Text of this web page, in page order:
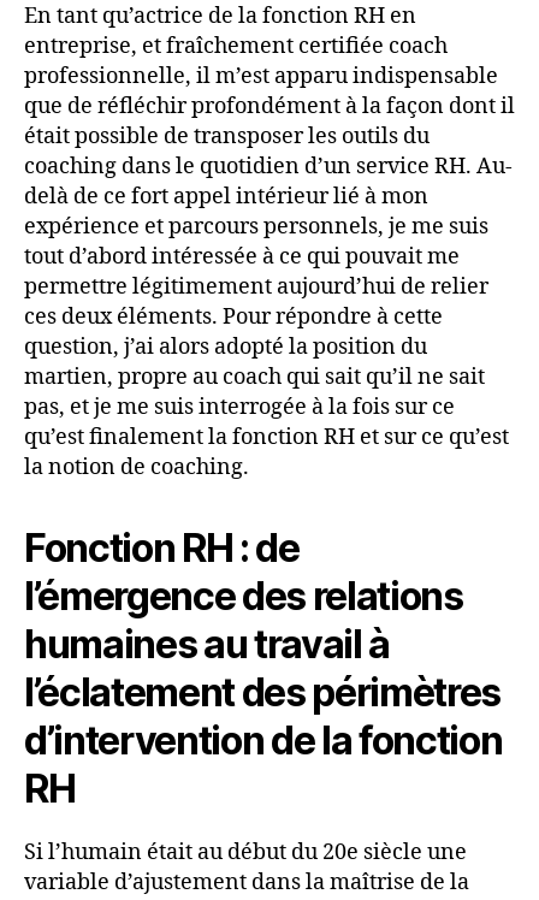
En tant qu’actrice de la fonction RH en
entreprise, et fraîchement certifiée coach
professionnelle, il m’est apparu indispensable
que de réfléchir profondément à la façon dont il
était possible de transposer les outils du
coaching dans le quotidien d’un service RH. Au-
delà de ce fort appel intérieur lié à mon
expérience et parcours personnels, je me suis
tout d’abord intéressée à ce qui pouvait me
permettre légitimement aujourd’hui de relier
ces deux éléments. Pour répondre à cette
question, j’ai alors adopté la position du
martien, propre au coach qui sait qu’il ne sait
pas, et je me suis interrogée à la fois sur ce
qu’est finalement la fonction RH et sur ce qu’est
la notion de coaching.
Fonction RH : de
l’émergence des relations
humaines au travail à
l’éclatement des périmètres
d’intervention de la fonction
RH
Si l’humain était au début du 20e siècle une
variable d’ajustement dans la maîtrise de la